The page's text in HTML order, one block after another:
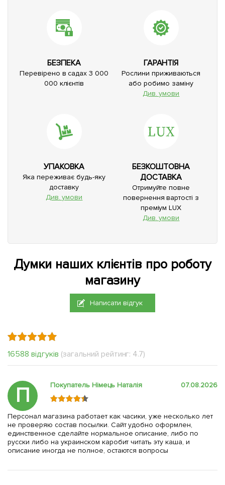
БЕЗПЕКА
Перевірено в садах 3 000
000 клієнтів
ГАРАНТІЯ
Рослини приживаються
або робимо заміну
Див. умови
УПАКОВКА
Яка переживає будь-яку
доставку
Див. умови
БЕЗКОШТОВНА
ДОСТАВКА
Отримуйте повне
повернення вартості з
преміум LUX
Див. умови
Думки наших клієнтів про роботу
магазину
Написати відгук
16588 відгуків (загальний рейтинг: 4.7)
П Покупатель Німець Наталія 07.08.2026
Персонал магазина работает как часики, уже несколько лет
не проверяю состав посылки. Сайт удобно оформлен,
единственное сделайте нормальное описание, либо по
русски либо на украинском каробит читать эту каша, и
описание иногда не полное, остаются вопросы